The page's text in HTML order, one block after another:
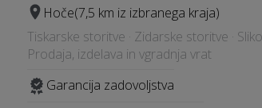
Hoče(7,5 km iz izbranega kraja)
Tiskarske storitve · Zidarske storitve ·
Prodaja, izdelava in vgradnja vrat
Garancija zadovoljstva